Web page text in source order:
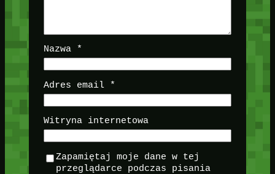
Nazwa *
Adres email *
Witryna internetowa
Zapamiętaj moje dane w tej
przeglądarce podczas pisania